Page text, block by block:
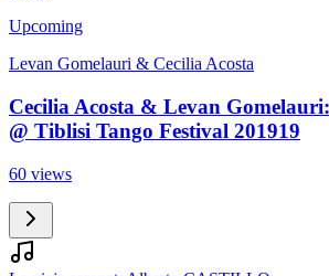
Upcoming
Levan Gomelauri & Cecilia Acosta
Cecilia Acosta & Levan
@ Tiblisi Tango Festival 201919
60 views